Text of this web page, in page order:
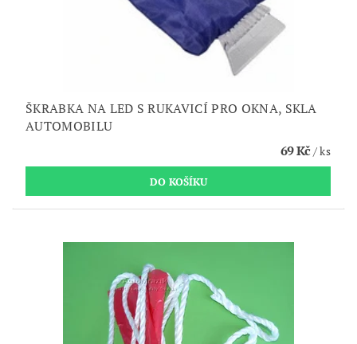
ŠKRABKA NA LED S RUKAVICÍ PRO OKNA, SKLA
AUTOMOBILU
69 Kč/ ks